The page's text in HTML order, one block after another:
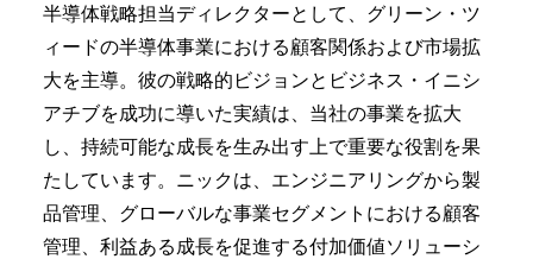
半導体戦略担当ディレクターとして、グリーン・ツ
ィードの半導体事業における顧客関係および市場拡
大を主導。彼の戦略的ビジョンとビジネス・イニシ
アチブを成功に導いた実績は、当社の事業を拡大
し、持続可能な成長を生み出す上で重要な役割を果
たしています。ニックは、エンジニアリングから製
品管理、グローバルな事業セグメントにおける顧客
管理、利益ある成長を促進する付加価値ソリューシ